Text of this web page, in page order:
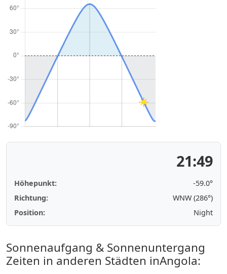
21:49
Höhepunkt:
-59.0°
Richtung:
WNW (286°)
Position:
Night
Sonnenaufgang & Sonnenuntergang
Zeiten in anderen Städten inAngola: